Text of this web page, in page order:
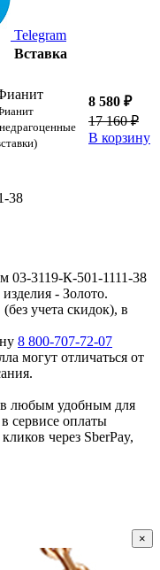
Telegram
Вставка
8 580 ₽
17 160 ₽
В корзину
38
03-3119-К-501-1111-38
- Золото.
учета скидок), в
8 800-707-72-07
могут отличаться от
любым удобным для
сервисе оплаты
через SberPay,
×